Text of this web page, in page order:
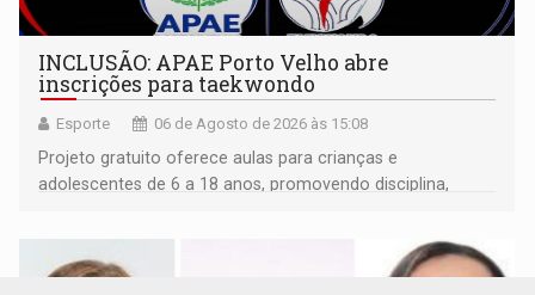
INCLUSÃO: APAE Porto Velho abre
inscrições para taekwondo
Esporte 06 de Agosto de 2026 às 15:08
Projeto gratuito oferece aulas para crianças e
adolescentes de 6 a 18 anos, promovendo disciplina,